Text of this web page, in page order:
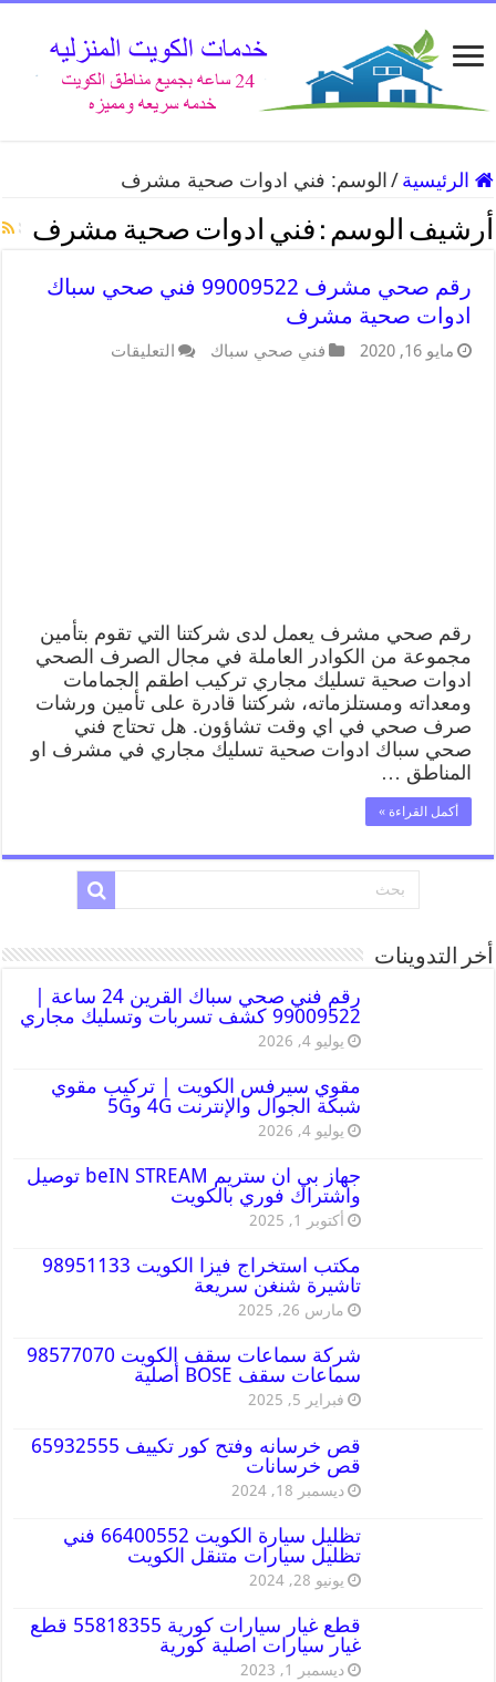
الرئيسية / الوسم: فني ادوات صحية مشرف
أرشيف الوسم : فني ادوات صحية مشرف
رقم صحي مشرف 99009522 فني صحي سباك
ادوات صحية مشرف
مايو 16, 2020 فني صحي سباك التعليقات
رقم صحي مشرف يعمل لدى شركتنا التي تقوم بتأمين
مجموعة من الكوادر العاملة في مجال الصرف الصحي
ادوات صحية تسليك مجاري تركيب اطقم الجمامات
ومعداته ومستلزماته، شركتنا قادرة على تأمين ورشات
صرف صحي في اي وقت تشاؤون. هل تحتاج فني
صحي سباك ادوات صحية تسليك مجاري في مشرف او
المناطق …
أكمل القراءة »
أخر التدوينات
رقم فني صحي سباك القرين 24 ساعة |
99009522 كشف تسربات وتسليك مجاري
يوليو 4, 2026
مقوي سيرفس الكويت | تركيب مقوي
شبكة الجوال والإنترنت 4G و5G
يوليو 4, 2026
جهاز بي ان ستريم beIN STREAM توصيل
واشتراك فوري بالكويت
أكتوبر 1, 2025
مكتب استخراج فيزا الكويت 98951133
تاشيرة شنغن سريعة
مارس 26, 2025
شركة سماعات سقف الكويت 98577070
سماعات سقف BOSE أصلية
فبراير 5, 2025
قص خرسانه وفتح كور تكييف 65932555
قص خرسانات
ديسمبر 18, 2024
تظليل سيارة الكويت 66400552 فني
تظليل سيارات متنقل الكويت
يونيو 28, 2024
قطع غيار سيارات كورية 55818355 قطع
غيار سيارات اصلية كورية
ديسمبر 1, 2023